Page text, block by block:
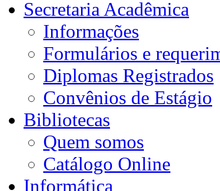
Secretaria Acadêmica
Informações
Formulários e
Diplomas Registrados
Convênios de Estágio
Bibliotecas
Quem somos
Catálogo Online
Informática